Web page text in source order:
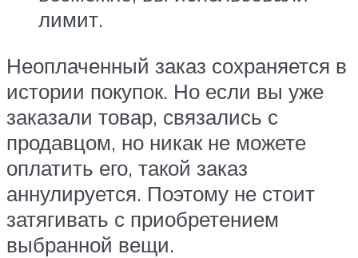
лимит.
Неоплаченный заказ сохраняется в
истории покупок. Но если вы уже
заказали товар, связались с
продавцом, но никак не можете
оплатить его, такой заказ
аннулируется. Поэтому не стоит
затягивать с приобретением
выбранной вещи.